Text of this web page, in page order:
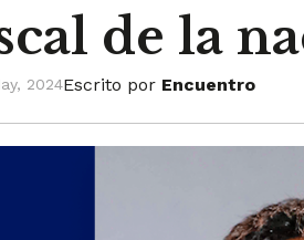
de la
2024Escrito por Encuentro